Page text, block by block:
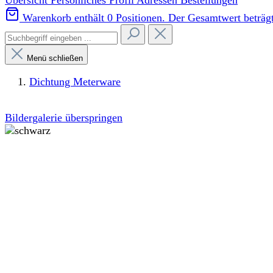
Warenkorb enthält 0 Positionen. Der Gesamtwert
Menü schließen
Dichtung Meterware
Bildergalerie überspringen